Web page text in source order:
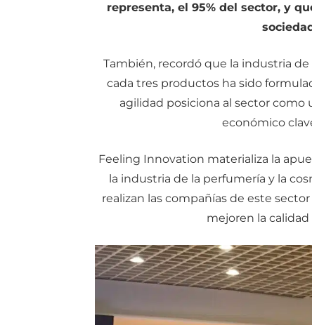
representa, el 95% del sector, y
También, recordó que la industria de
cada tres productos ha sido
agilidad posiciona al sector
económico
Feeling Innovation materializa la
la industria de la perfumería y la
realizan las compañías de este
mejoren la